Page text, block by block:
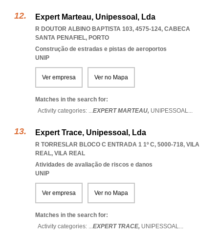
Expert Marteau, Unipessoal, Lda
R DOUTOR ALBINO BAPTISTA 103, 4575-124, CABECA
SANTA PENAFIEL, PORTO
Construção de estradas e pistas de aeroportos
UNIP
Ver empresa Ver no Mapa
Matches in the search for:
Activity categories: ...EXPERT MARTEAU, UNIPESSOAL...
Expert Trace, Unipessoal, Lda
R TORRESLAR BLOCO C ENTRADA 1 1º C, 5000-718, VILA
REAL, VILA REAL
Atividades de avaliação de riscos e danos
UNIP
Ver empresa Ver no Mapa
Matches in the search for:
Activity categories: ...EXPERT TRACE, UNIPESSOAL...